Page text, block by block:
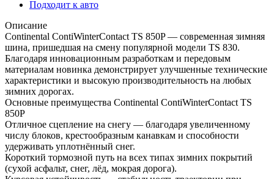
Подходит к авто
Описание
Continental ContiWinterContact TS 850P — современная зимняя
шина, пришедшая на смену популярной модели TS 830.
Благодаря инновационным разработкам и передовым
материалам новинка демонстрирует улучшенные технические
характеристики и высокую производительность на любых
зимних дорогах.
Основные преимущества Continental ContiWinterContact TS
850P
Отличное сцепление на снегу — благодаря увеличенному
числу блоков, крестообразным канавкам и способности
удерживать уплотнённый снег.
Короткий тормозной путь на всех типах зимних покрытий
(сухой асфальт, снег, лёд, мокрая дорога).